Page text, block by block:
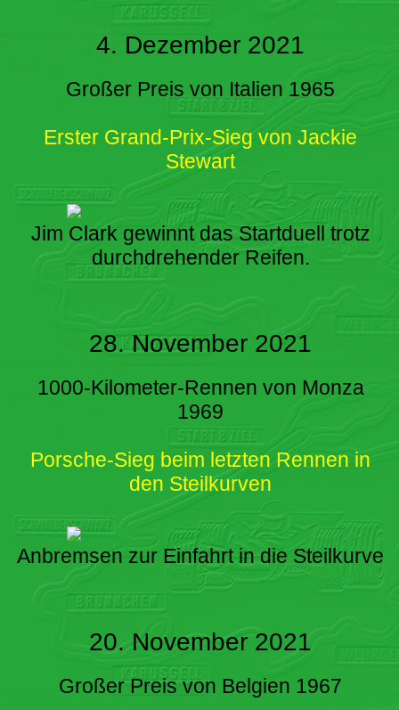
4. Dezember 2021
Großer Preis von Italien 1965
Erster Grand-Prix-Sieg von Jackie
Stewart
Jim Clark gewinnt das Startduell trotz
durchdrehender Reifen.
28. November 2021
1000-Kilometer-Rennen von Monza
1969
Porsche-Sieg beim letzten Rennen in
den Steilkurven
Anbremsen zur Einfahrt in die Steilkurve
20. November 2021
Großer Preis von Belgien 1967